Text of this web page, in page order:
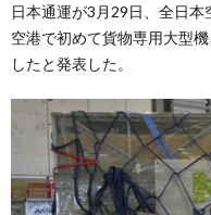
日本通運が3月29日、全日
空港で初めて貨物専用大型
したと発表した。